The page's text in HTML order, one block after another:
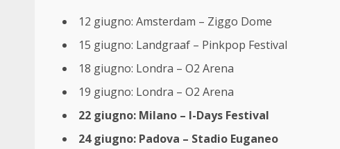
12 giugno: Amsterdam – Ziggo Dome
15 giugno: Landgraaf – Pinkpop Festival
18 giugno: Londra – O2 Arena
19 giugno: Londra – O2 Arena
22 giugno: Milano – I-Days Festival
24 giugno: Padova – Stadio Euganeo